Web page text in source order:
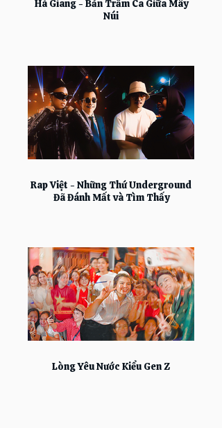
Hà Giang - Bản Trầm Ca Giữa Mây
Núi
Rap Việt - Những Thứ Underground
Đã Đánh Mất và Tìm Thấy
Lòng Yêu Nước Kiểu Gen Z